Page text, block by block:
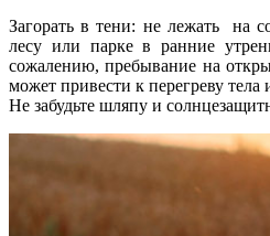
Загорать в тени: не лежать на
лесу или парке в ранние
сожалению, пребывание на
может привести к перегреву
Не забудьте шляпу и